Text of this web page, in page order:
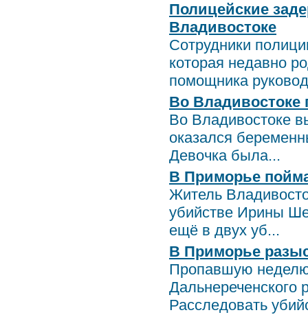
Полицейские
Владивостоке
Сотрудники
которая недавно
помощника
Во Владивостоке
Во Владивостоке
оказался
Девочка была...
В Приморье
Житель
убийстве Ирины
ещё в двух уб...
В Приморье
Пропавшую
Дальнереченского
Расследовать